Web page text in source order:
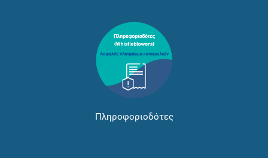
Πληροφοριοδότες